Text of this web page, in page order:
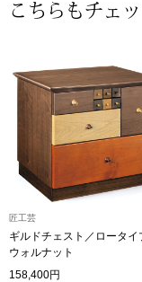
Miss Kyouko／ミス
ランド
集
こちらもチェ
匠工芸
ギルドチェスト／ロータイ
ウォルナット
158,400円